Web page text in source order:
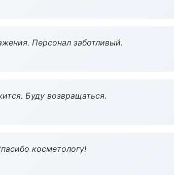
Персонал заботливый.
Буду возвращаться.
косметологу!